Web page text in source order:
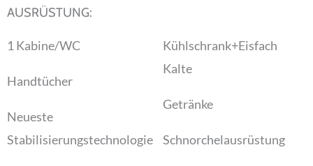
AUSRÜSTUNG:
1 Kabine/WC
Handtücher
Neueste
Stabilisierungstechnologie
Kühlschrank+Eisfach
Kalte
Getränke
Schnorchelausrüstung